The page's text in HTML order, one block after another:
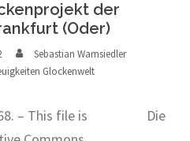
der
(Oder)
Sebastian Wamsiedler
Glockenwelt
Die